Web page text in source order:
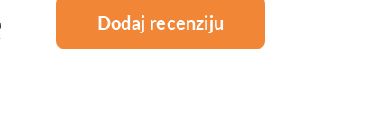
Dodaj recenziju